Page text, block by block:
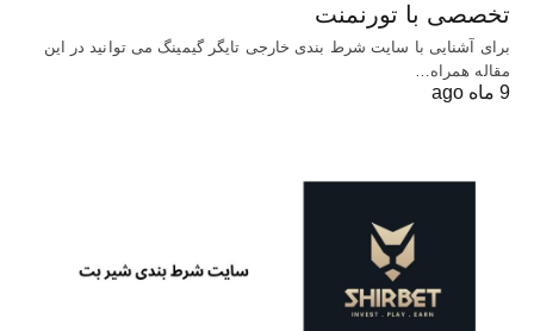
تخصصی با تورنمنت
برای آشنایی با سایت شرط بندی خارجی تایگر گیمینگ می توانید در این
مقاله همراه…
9 ماه ago